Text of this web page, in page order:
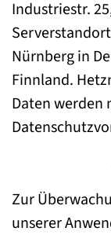
Industriestr.
Nürnberg in
Finnland.
Daten werden
Zur
unserer